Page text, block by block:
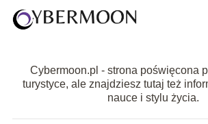
Cybermoon.pl - strona poświęcona
turystyce, ale znajdziesz tutaj też
nauce i stylu życia.